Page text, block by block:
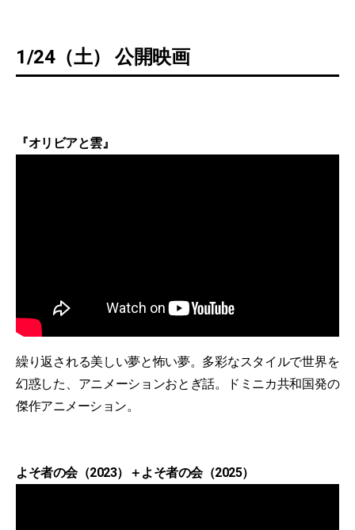
1/24（土） 公開映画
『オリビアと雲』
繰り返される美しい夢と怖い夢。多彩なスタイルで世界を
幻惑した、アニメーションおとぎ話。ドミニカ共和国発の
傑作アニメーション。
よそ者の会（2023）＋よそ者の会（2025）